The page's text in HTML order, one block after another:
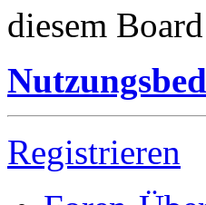
diesem
Registrieren